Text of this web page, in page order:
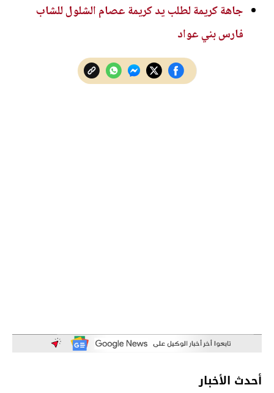
جاهة كريمة لطلب يد كريمة عصام الشلول للشاب
فارس بني عواد
أحدث الأخبار